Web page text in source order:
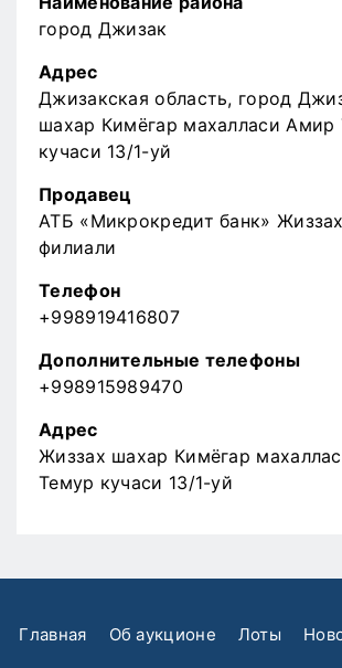
город Джизак
Адрес
Джизакская область, город
шахар Кимёгар махалласи Амир
кучаси 13/1-уй
Продавец
АТБ «Микрокредит банк»
филиали
Телефон
+998919416807
Дополнительные телефоны
+998915989470
Адрес
Жиззах шахар Кимёгар
Темур кучаси 13/1-уй
Главная Об аукционе Лоты